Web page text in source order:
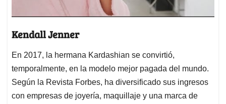
Kendall Jenner
En 2017, la hermana Kardashian se convirtió,
temporalmente, en la modelo mejor pagada del mundo.
Según la Revista Forbes, ha diversificado sus ingresos
con empresas de joyería, maquillaje y una marca de